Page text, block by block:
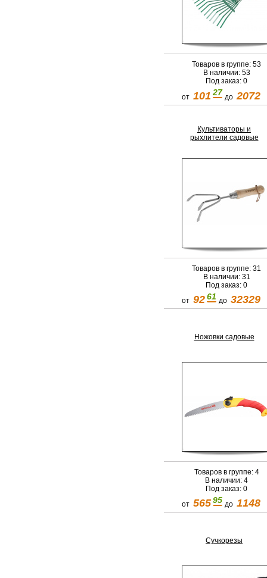
Товаров в группе: 53
В наличии: 53
Под заказ: 0
от 101 27до2072
Культиваторы и
рыхлители садовые
Товаров в группе: 31
В наличии: 31
Под заказ: 0
от 92 61до32329
Ножовки садовые
Товаров в группе: 4
В наличии: 4
Под заказ: 0
от 565 95до1148
Сучкорезы